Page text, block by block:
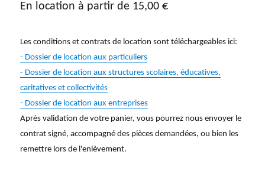
En location à partir de 15,00€
Les conditions et contrats de location sont téléchargeables ici:
- Dossier de location aux particuliers
- Dossier de location aux structures scolaires, éducatives,
caritatives et collectivités
- Dossier de location aux entreprises
Après validation de votre panier, vous pourrez nous envoyer le
contrat signé, accompagné des pièces demandées, ou bien les
remettre lors de l'enlèvement.